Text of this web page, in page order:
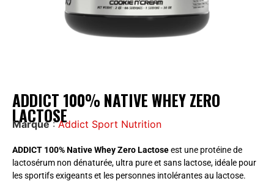
ADDICT 100% NATIVE WHEY ZERO
LACTOSE
Marque:Addict Sport Nutrition
ADDICT 100% Native Whey Zero Lactoseest une protéine de
lactosérum non dénaturée, ultra pure et sans lactose, idéale pour
les sportifs exigeants et les personnes intolérantes au lactose.